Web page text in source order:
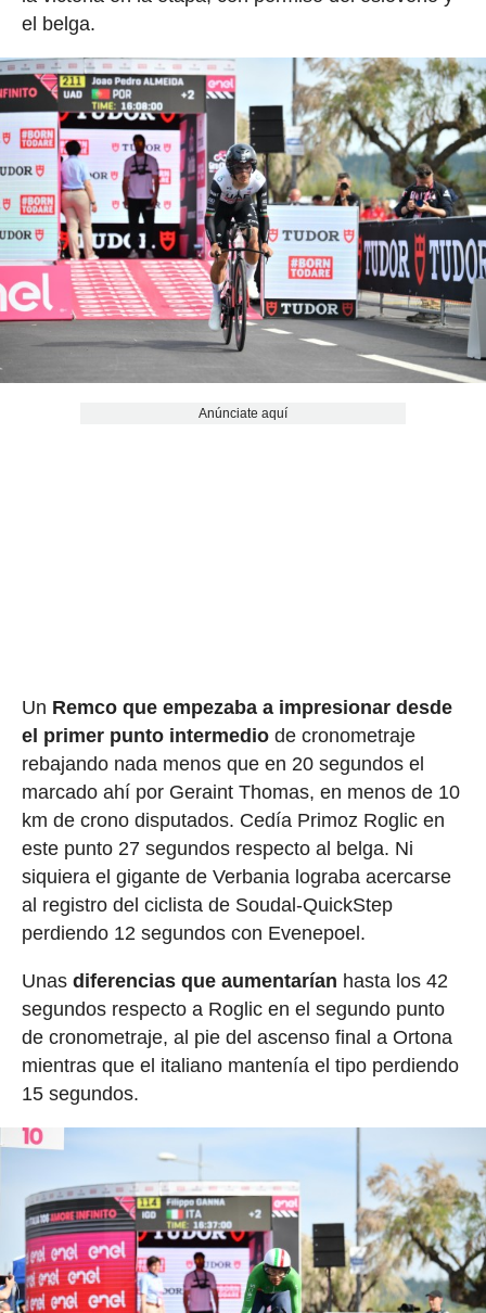
el belga.
Anúnciate aquí
Un Remco que empezaba a impresionar desde
el primer punto intermediode cronometraje
rebajando nada menos que en 20 segundos el
marcado ahí por Geraint Thomas, en menos de 10
km de crono disputados. Cedía Primoz Roglic en
este punto 27 segundos respecto al belga. Ni
siquiera el gigante de Verbania lograba acercarse
al registro del ciclista de Soudal-QuickStep
perdiendo 12 segundos con Evenepoel.
Unas diferencias que aumentarían hasta los 42
segundos respecto a Roglic en el segundo punto
de cronometraje, al pie del ascenso final a Ortona
mientras que el italiano mantenía el tipo perdiendo
15 segundos.